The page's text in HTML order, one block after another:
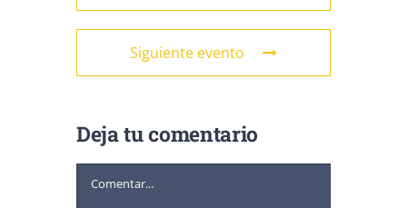
Siguiente evento
Deja tu comentario
Comentar